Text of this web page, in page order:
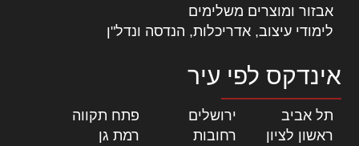
אבזור ומוצרים משלימים
לימודי עיצוב, אדריכלות, הנדסה ונדל"ן
אינדקס לפי עיר
תל אביב ירושלים פתח תקווה
ראשון לציון
רחובות רמת גן